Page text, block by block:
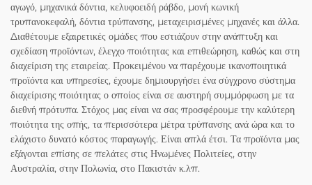
αγωγό, μηχανικά δόντια, κελυφοειδή ράβδο, μονή κωνική
τρυπανοκεφαλή, δόντια τρύπανσης, μεταχειρισμένες μηχανές και άλλα.
Διαθέτουμε εξαιρετικές ομάδες που εστιάζουν στην ανάπτυξη και
σχεδίαση προϊόντων, έλεγχο ποιότητας και επιθεώρηση, καθώς και στη
διαχείριση της εταιρείας. Προκειμένου να παρέχουμε ικανοποιητικά
προϊόντα και υπηρεσίες, έχουμε δημιουργήσει ένα σύγχρονο σύστημα
διαχείρισης ποιότητας ο οποίος είναι σε αυστηρή συμμόρφωση με τα
διεθνή πρότυπα. Στόχος μας είναι να σας προσφέρουμε την καλύτερη
ποιότητα της οπής, τα περισσότερα μέτρα τρύπανσης ανά ώρα και το
ελάχιστο δυνατό κόστος παραγωγής. Είναι απλά έτσι. Τα προϊόντα μας
εξάγονται επίσης σε πελάτες στις Ηνωμένες Πολιτείες, στην
Αυστραλία, στην Πολωνία, στο Πακιστάν κ.λπ.